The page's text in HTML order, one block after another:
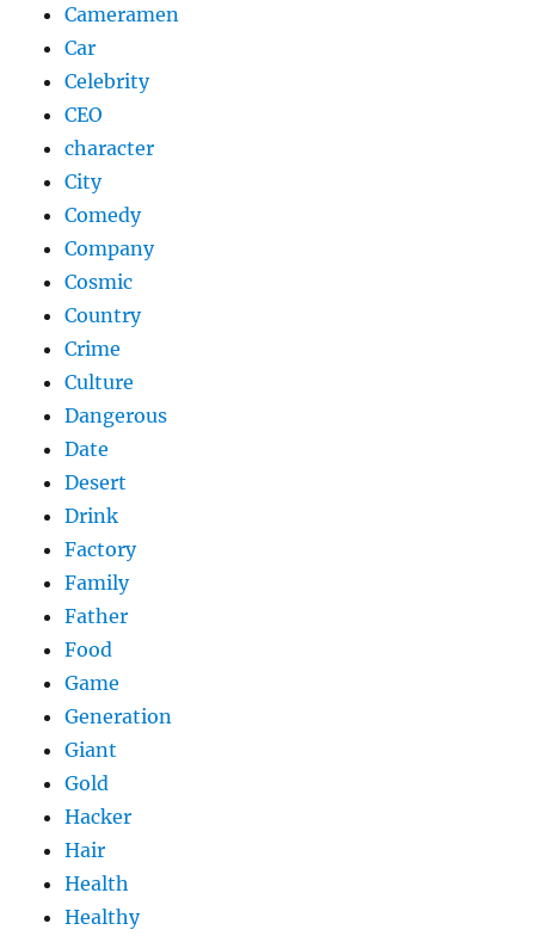
Cameramen
Car
Celebrity
CEO
character
City
Comedy
Company
Cosmic
Country
Crime
Culture
Dangerous
Date
Desert
Drink
Factory
Family
Father
Food
Game
Generation
Giant
Gold
Hacker
Hair
Health
Healthy